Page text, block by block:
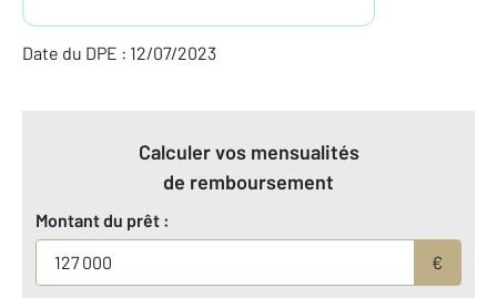
Date du DPE : 12/07/2023
Calculer vos mensualités
de remboursement
Montant du prêt :
€